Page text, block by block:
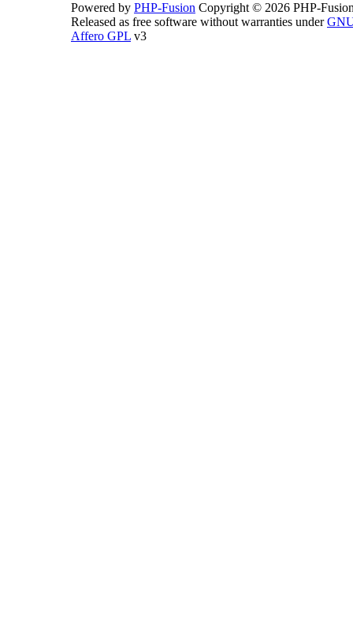
Powered by PHP-Fusion Copyright © 2026 PHP-
Released as free software without warranties under
Affero GPL v3